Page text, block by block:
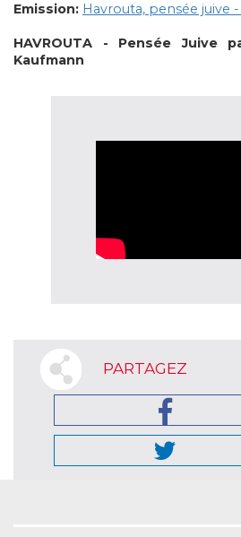
Emission: Havrouta, pensée juive
HAVROUTA - Pensée Juive
Kaufmann
PARTAGEZ